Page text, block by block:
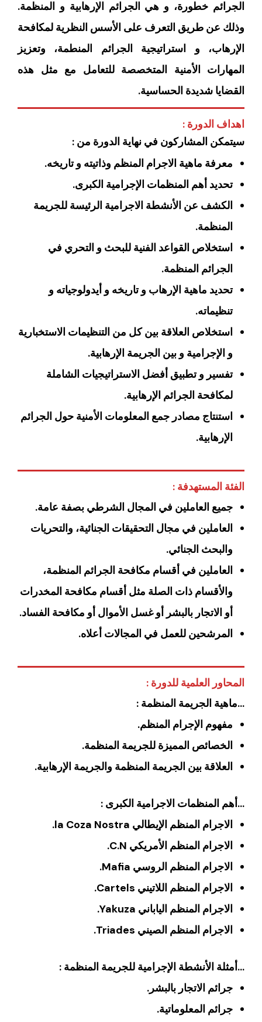
الجرائم خطورة، و هي الجرائم الإرهابية و المنظمة.
وذلك عن طريق التعرف على الأسس النظرية لمكافحة
الإرهاب، و استراتيجية الجرائم المنطمة، وتعزيز
المهارات الأمنية المتخصصة للتعامل مع مثل هذه
القضايا شديدة الحساسية.
اهداف الدورة :
سيتمكن المشاركون في نهاية الدورة من :
معرفة ماهية الاجرام المنظم وذاتيته و تاريخه.
تحديد أهم المنظمات الإجرامية الكبرى.
الكشف عن الأنشطة الاجرامية الرئيسة للجريمة
المنظمة.
استخلاص القواعد الفنية للبحث و التحري في
الجرائم المنظمة.
تحديد ماهية الإرهاب و تاريخه و أيدولوجياته و
تنظيماته.
استخلاص العلاقة بين كل من التنظيمات الاستخبارية
و الإجرامية و بين الجريمة الإرهابية.
تفسير و تطبيق أفضل الاستراتيجيات الشاملة
لمكافحة الجرائم الإرهابية.
استنتاج مصادر جمع المعلومات الأمنية حول الجرائم
الإرهابية.
الفئة المستهدفة :
جميع العاملين في المجال الشرطي بصفة عامة.
العاملين في مجال التحقيقات الجنائية، والتحريات
والبحث الجنائي.
العاملين في أقسام مكافحة الجرائم المنظمة،
والأقسام ذات الصلة مثل أقسام مكافحة المخدرات
أو الاتجار بالبشر أو غسل الأموال أو مكافحة الفساد.
المرشحين للعمل في المجالات أعلاه.
المحاور العلمية للدورة :
…ماهية الجريمة المنظمة :
مفهوم الإجرام المنظم.
الخصائص المميزة للجريمة المنظمة.
العلاقة بين الجريمة المنظمة والجريمة الإرهابية.
…أهم المنظمات الاجرامية الكبرى :
الاجرام المنظم الإيطالي la Coza Nostra.
الاجرام المنظم الأمريكي C.N.
الاجرام المنظم الروسي Mafia.
الاجرام المنظم اللاتيني Cartels.
الاجرام المنظم الياباني Yakuza.
الاجرام المنظم الصيني Triades.
…أمثلة الأنشطة الإجرامية للجريمة المنظمة :
جرائم الاتجار بالبشر.
جرائم المعلوماتية.